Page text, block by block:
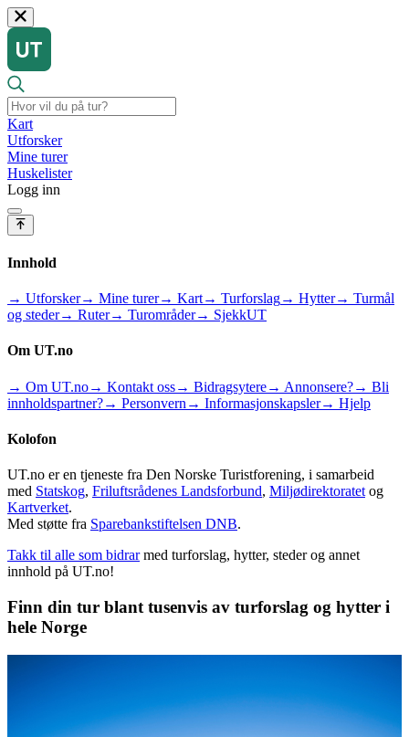
Kart
Utforsker
Mine turer
Huskelister
Logg inn
Innhold
→ Utforsker→ Mine turer→ Kart→ Turforslag→ Hytter→ Turmål
og steder→ Ruter→ Turområder→ SjekkUT
Om UT.no
→ Om UT.no→ Kontakt oss→ Bidragsytere→ Annonsere?→ Bli
innholdspartner?→ Personvern → Informasjonskapsler→ Hjelp
Kolofon
UT.no er en tjeneste fra Den Norske Turistforening, i samarbeid
med Statskog, Friluftsrådenes Landsforbund, Miljødirektoratet og
Kartverket.
Med støtte fra Sparebankstiftelsen DNB.
Takk til alle som bidrar med turforslag, hytter, steder og annet
innhold på UT.no!
Finn din tur blant tusenvis av turforslag og hytter i
hele Norge